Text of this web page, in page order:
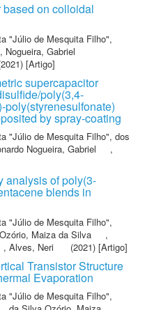
on colloidal
"Júlio de Mesquita Filho",
, Nogueira, Gabriel
[Artigo]
supercapacitor
poly(3,4-
by spray-coating
"Júlio de Mesquita Filho", dos
Nogueira, Gabriel
,
analysis of poly(3-
blends in
"Júlio de Mesquita Filho",
Ozório, Maiza da Silva
,
, Alves, Neri (2021) [Artigo]
Transistor Structure
Evaporation
"Júlio de Mesquita Filho",